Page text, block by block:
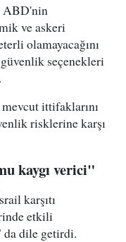
ABD'nin
ve askeri
olamayacağını
seçenekleri
ittifaklarını
risklerine karşı
kaygı verici"
karşıtı
etkili
da dile getirdi.